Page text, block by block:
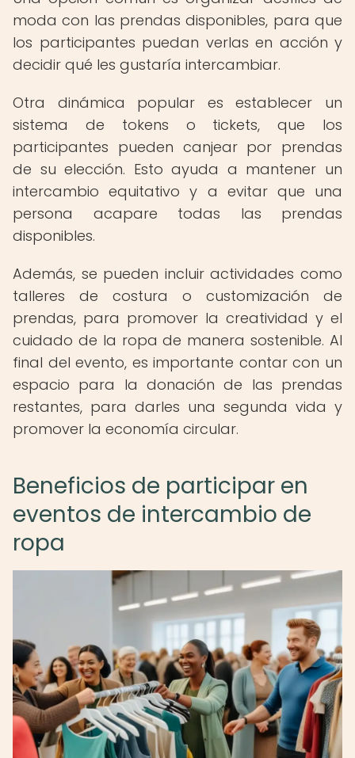
moda con las prendas disponibles, para que
los participantes puedan verlas en acción y
decidir qué les gustaría intercambiar.
Otra dinámica popular es establecer un
sistema de tokens o tickets, que los
participantes pueden canjear por prendas
de su elección. Esto ayuda a mantener un
intercambio equitativo y a evitar que una
persona acapare todas las prendas
disponibles.
Además, se pueden incluir actividades como
talleres de costura o customización de
prendas, para promover la creatividad y el
cuidado de la ropa de manera sostenible. Al
final del evento, es importante contar con un
espacio para la donación de las prendas
restantes, para darles una segunda vida y
promover la economía circular.
Beneficios de participar en
eventos de intercambio de
ropa